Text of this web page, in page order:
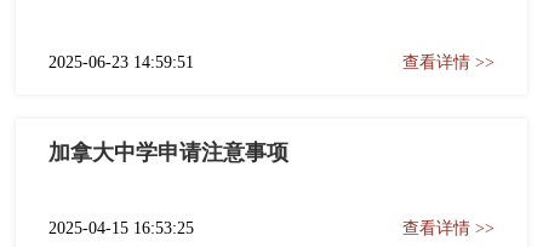
2025-06-23 14:59:51 查看详情 >>
加拿大中学申请注意事项
2025-04-15 16:53:25 查看详情 >>